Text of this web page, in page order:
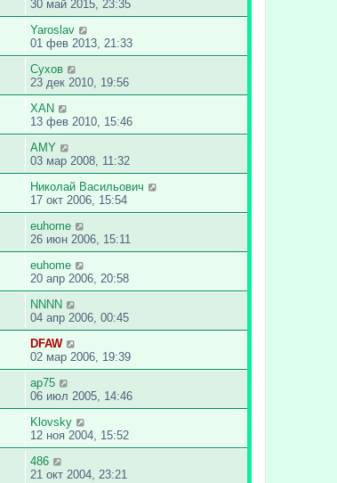
30 май 2015, 23:35
Yaroslav
01 фев 2013, 21:33
Сухов
23 дек 2010, 19:56
XAN
13 фев 2010, 15:46
AMY
03 мар 2008, 11:32
Николай Васильович
17 окт 2006, 15:54
euhome
26 июн 2006, 15:11
euhome
20 апр 2006, 20:58
NNNN
04 апр 2006, 00:45
DFAW
02 мар 2006, 19:39
ap75
06 июл 2005, 14:46
Klovsky
12 ноя 2004, 15:52
486
21 окт 2004, 23:21